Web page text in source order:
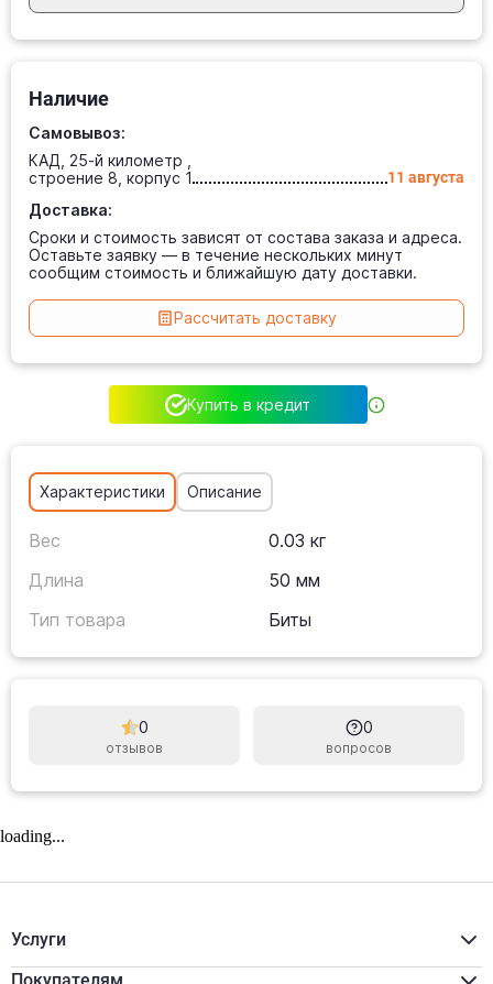
Наличие
Самовывоз:
КАД, 25-й километр ,
строение 8, корпус 1
11 августа
Доставка:
Сроки и стоимость зависят от состава заказа и адреса.
Оставьте заявку — в течение нескольких минут
сообщим стоимость и ближайшую дату доставки.
Рассчитать доставку
Купить в кредит
Характеристики Описание
Вес
0.03 кг
Длина
50 мм
Тип товара
Биты
0
отзывов
0
вопросов
loading...
Услуги
Доставка